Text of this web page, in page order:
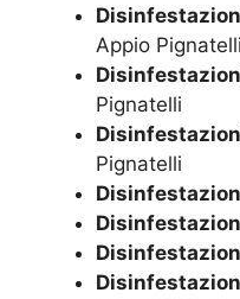
Appio Pignatelli
Pignatelli
Pignatelli